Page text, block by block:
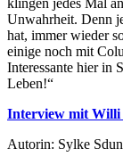
Unwahrheit. Denn
hat, immer wieder
einige noch mit
Interessante hier in
Leben!“
Interview mit Willi
Autorin: Sylke